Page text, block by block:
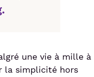
une vie à mille à
la simplicité hors